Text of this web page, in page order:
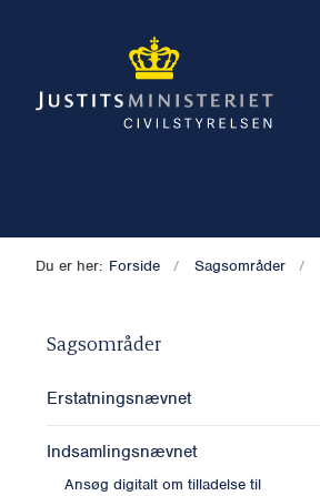
Du er her: Forside Sagsområder
Sagsområder
Erstatningsnævnet
Indsamlingsnævnet
Ansøg digitalt om tilladelse til